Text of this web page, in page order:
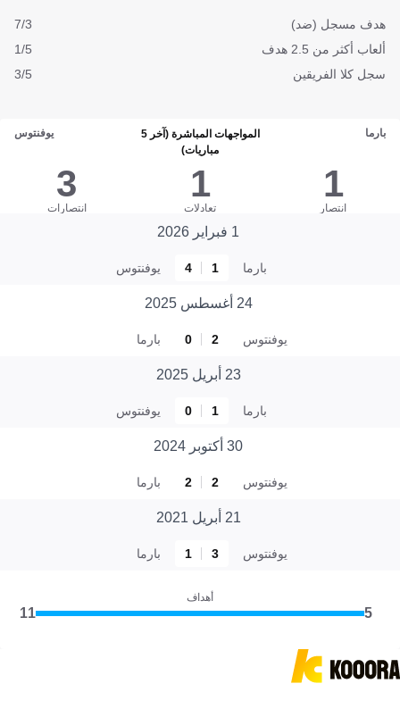
هدف مسجل (ضد)
7/3
ألعاب أكثر من 2.5 هدف
1/5
سجل كلا الفريقين
3/5
بارما
المواجهات المباشرة (آخر 5
مباريات)
يوفنتوس
1
انتصار
1
تعادلات
3
انتصارات
1 فبراير 2026
بارما 1
4 يوفنتوس
24 أغسطس 2025
يوفنتوس 2
0 بارما
23 أبريل 2025
بارما 1
0 يوفنتوس
30 أكتوبر 2024
يوفنتوس 2
2 بارما
21 أبريل 2021
يوفنتوس 3
1 بارما
أهداف
5
11